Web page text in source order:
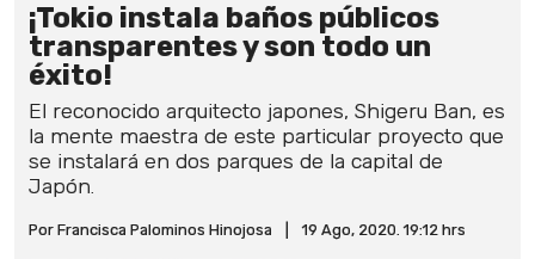
¡Tokio instala baños públicos
transparentes y son todo un
éxito!
El reconocido arquitecto japones, Shigeru Ban, es
la mente maestra de este particular proyecto que
se instalará en dos parques de la capital de
Japón.
Por Francisca Palominos Hinojosa 19 Ago, 2020. 19:12 hrs